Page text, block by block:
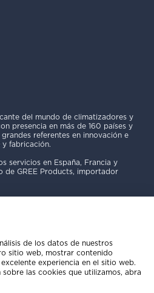
del mundo de climatizadores y
presencia en más de 160 países y
referentes en innovación e
y fabricación.
servicios en España, Francia y
de GREE Products, importador
de los datos de nuestros
sitio web, mostrar contenido
experiencia en el sitio web.
las cookies que utilizamos, abra